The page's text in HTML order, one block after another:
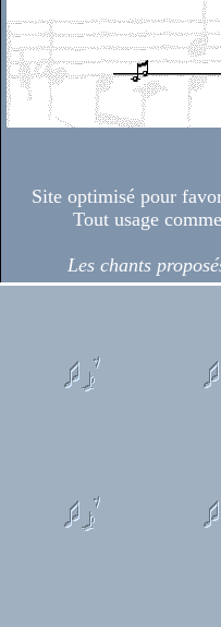
Site optimisé pour
Tout usage
Les chants